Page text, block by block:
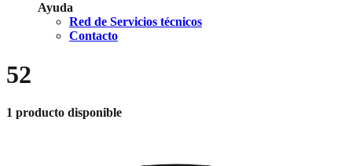
Ayuda
Red de Servicios técnicos
Contacto
52
1 producto disponible